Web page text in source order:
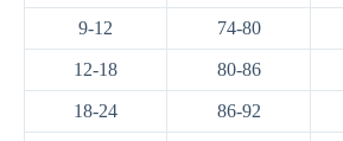
9-12 74-80
12-18 80-86
18-24 86-92